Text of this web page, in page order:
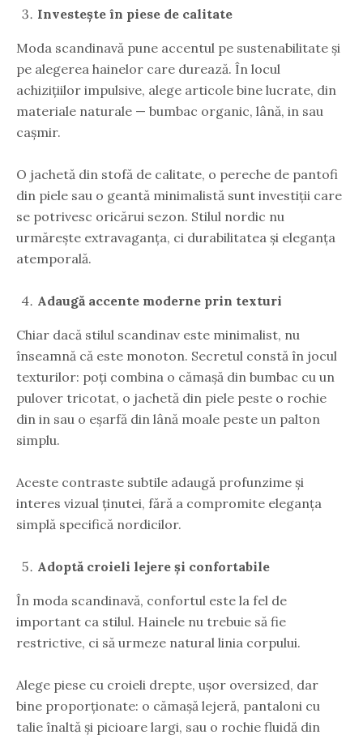
Investește în piese de calitate
Moda scandinavă pune accentul pe sustenabilitate și
pe alegerea hainelor care durează. În locul
achizițiilor impulsive, alege articole bine lucrate, din
materiale naturale — bumbac organic, lână, in sau
cașmir.
O jachetă din stofă de calitate, o pereche de pantofi
din piele sau o geantă minimalistă sunt investiții care
se potrivesc oricărui sezon. Stilul nordic nu
urmărește extravaganța, ci durabilitatea și eleganța
atemporală.
Adaugă accente moderne prin texturi
Chiar dacă stilul scandinav este minimalist, nu
înseamnă că este monoton. Secretul constă în jocul
texturilor: poți combina o cămașă din bumbac cu un
pulover tricotat, o jachetă din piele peste o rochie
din in sau o eșarfă din lână moale peste un palton
simplu.
Aceste contraste subtile adaugă profunzime și
interes vizual ținutei, fără a compromite eleganța
simplă specifică nordicilor.
Adoptă croieli lejere și confortabile
În moda scandinavă, confortul este la fel de
important ca stilul. Hainele nu trebuie să fie
restrictive, ci să urmeze natural linia corpului.
Alege piese cu croieli drepte, ușor oversized, dar
bine proporționate: o cămașă lejeră, pantaloni cu
talie înaltă și picioare largi, sau o rochie fluidă din